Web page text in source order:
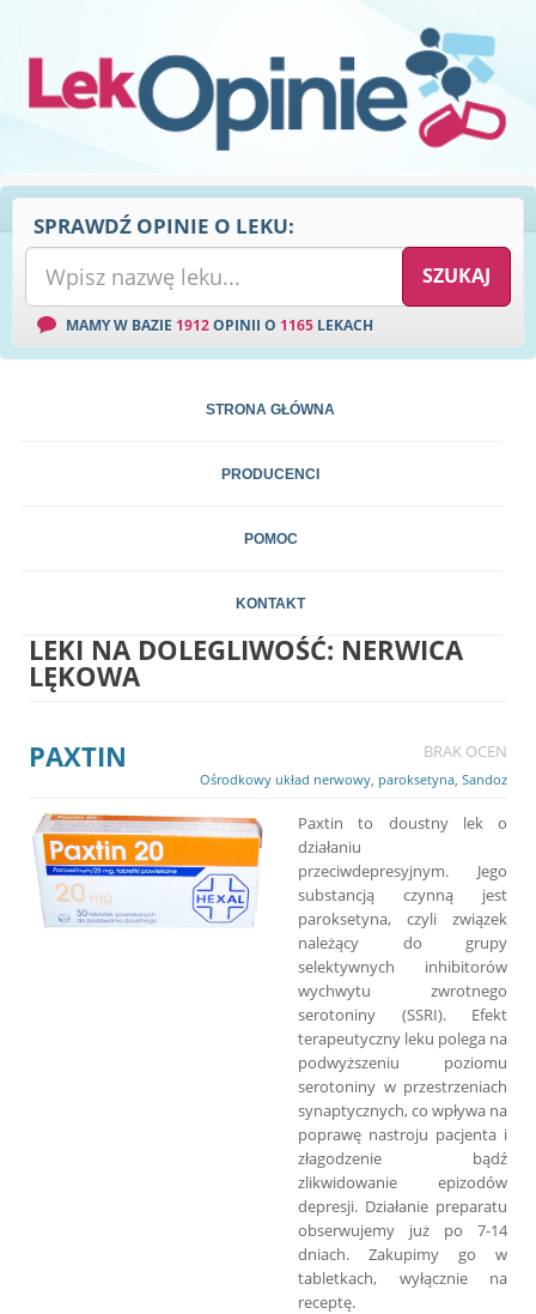
SPRAWDŹ OPINIE O LEKU:
MAMY W BAZIE 1912OPINII O 1165 LEKACH
STRONA GŁÓWNA
PRODUCENCI
POMOC
KONTAKT
LEKI NA DOLEGLIWOŚĆ: NERWICA
LĘKOWA
PAXTIN BRAK OCEN
Ośrodkowy układ nerwowy paroksetyna Sandoz
Paxtin to doustny lek o
działaniu
przeciwdepresyjnym. Jego
substancją czynną jest
paroksetyna, czyli związek
należący do grupy
selektywnych inhibitorów
wychwytu zwrotnego
serotoniny (SSRI). Efekt
terapeutyczny leku polega na
podwyższeniu poziomu
serotoniny w przestrzeniach
synaptycznych, co wpływa na
poprawę nastroju pacjenta i
złagodzenie bądź
zlikwidowanie epizodów
depresji. Działanie preparatu
obserwujemy już po 7-14
dniach. Zakupimy go w
tabletkach, wyłącznie na
receptę.